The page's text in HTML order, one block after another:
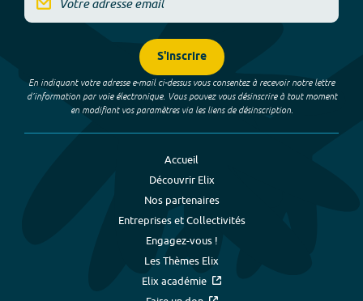
S'inscrire
En indiquant votre adresse e-mail ci-dessus vous consentez à recevoir notre lettre
d’information par voie électronique. Vous pouvez vous désinscrire à tout moment
en modifiant vos paramètres via les liens de désinscription.
Accueil
Découvrir Elix
Nos partenaires
Entreprises et Collectivités
Engagez-vous !
Les Thèmes Elix
Elix académie